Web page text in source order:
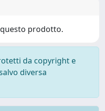
prodotto.
da copyright e
diversa